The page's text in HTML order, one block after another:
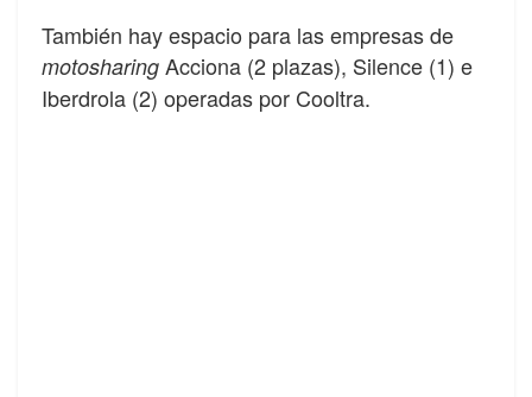
También hay espacio para las empresas de
motosharing Acciona (2 plazas), Silence (1) e
Iberdrola (2) operadas por Cooltra.